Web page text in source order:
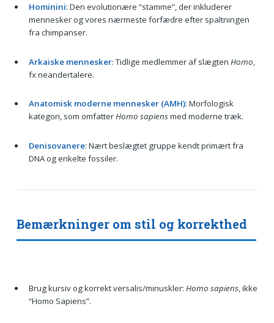
Hominini: Den evolutionære “stamme”, der inkluderer
mennesker og vores nærmeste forfædre efter spaltningen
fra chimpanser.
Arkaiske mennesker: Tidlige medlemmer af slægten Homo
fx neandertalere.
Anatomisk moderne mennesker (AMH): Morfologisk
kategori, som omfatterHomo sapiensmed moderne træk.
Denisovanere: Nært beslægtet gruppe kendt primært fra
DNA og enkelte fossiler.
Bemærkninger om stil og korrekthed
Brug kursiv og korrekt versalis/minuskler: Homo sapiens, ikke
“Homo Sapiens”.